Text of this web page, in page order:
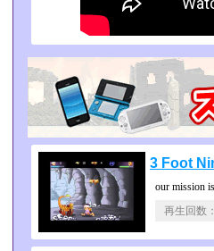
3 Foot
our mission
再生回数